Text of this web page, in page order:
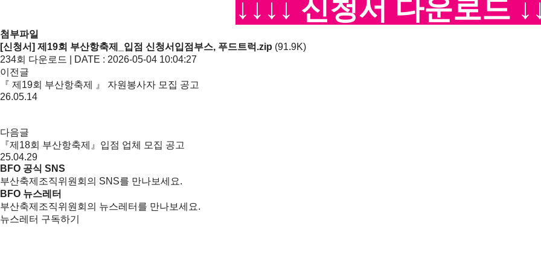
↓↓↓↓ 신청서 다운로드
첨부파일
[신청서] 제19회 부산항축제_입점 신청서입점부스, 푸드트럭.zip (91.9K)
234회 다운로드 | DATE : 2026-05-04 10:04:27
이전글
『 제19회 부산항축제 』 자원봉사자 모집 공고
26.05.14
다음글
『제18회 부산항축제』입점 업체 모집 공고
25.04.29
BFO 공식 SNS
부산축제조직위원회의 SNS를 만나보세요.
BFO 뉴스레터
부산축제조직위원회의 뉴스레터를 만나보세요.
뉴스레터 구독하기